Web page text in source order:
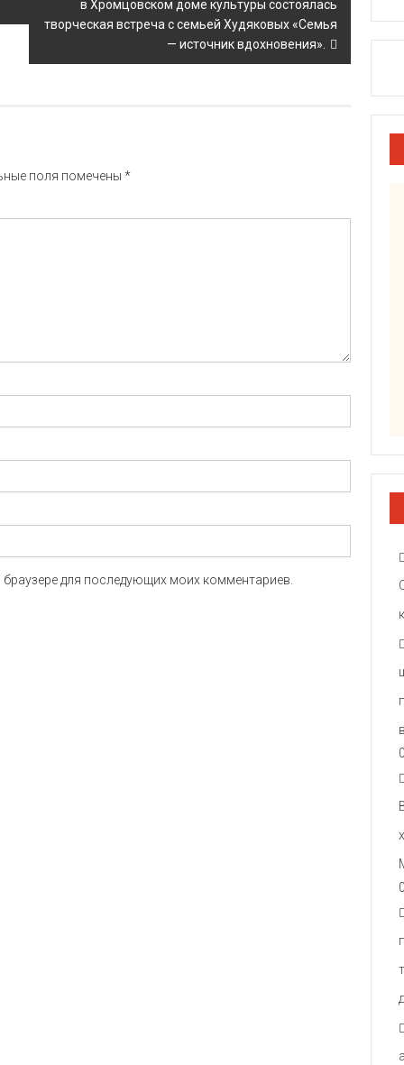
в Хромцовском доме культуры состоялась
творческая встреча с семьей Худяковых «Семья
— источник вдохновения».
поля помечены *
для последующих моих комментариев.